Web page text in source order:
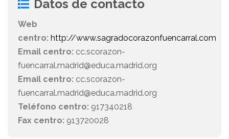
Datos de contacto
Web
centro: http://www.sagradocorazonfuencarral.com
Email centro: cc.scorazon-
fuencarral.madrid@educa.madrid.org
Email centro: cc.scorazon-
fuencarral.madrid@educa.madrid.org
Teléfono centro: 917340218
Fax centro: 913720028